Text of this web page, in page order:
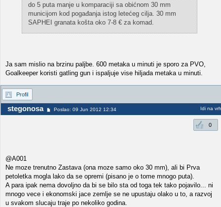
do 5 puta manje u komparaciji sa obićnom 30 mm
municijom kod pogađanja istog letećeg cilja. 30 mm
SAPHEI granata košta oko 7-8 € za komad.
Ja sam mislio na brzinu paljbe. 600 metaka u minuti je sporo za PVO,
Goalkeeper koristi gatling gun i ispaljuje vise hiljada metaka u minuti.
Profil
stegonosa Poslao: 09 Jun 2012 12:34 Idi na vrh
0
@A001
Ne moze trenutno Zastava (ona moze samo oko 30 mm), ali bi Prva
petoletka mogla lako da se opremi (pisano je o tome mnogo puta).
A para ipak nema dovoljno da bi se bilo sta od toga tek tako pojavilo... ni
mnogo vece i ekonomski jace zemlje se ne upustaju olako u to, a razvoj
u svakom slucaju traje po nekoliko godina.